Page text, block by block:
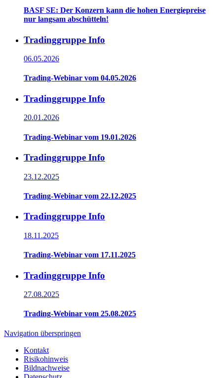
BASF SE: Der Konzern kann die hohen Energiepreise
nur langsam abschütteln!
Tradinggruppe Info
06.05.2026
Trading-Webinar vom 04.05.2026
Tradinggruppe Info
20.01.2026
Trading-Webinar vom 19.01.2026
Tradinggruppe Info
23.12.2025
Trading-Webinar vom 22.12.2025
Tradinggruppe Info
18.11.2025
Trading-Webinar vom 17.11.2025
Tradinggruppe Info
27.08.2025
Trading-Webinar vom 25.08.2025
Navigation überspringen
Kontakt
Risikohinweis
Bildnachweise